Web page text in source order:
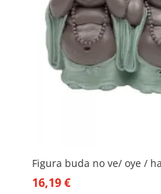
Figura buda no ve/ oye /
16,19€